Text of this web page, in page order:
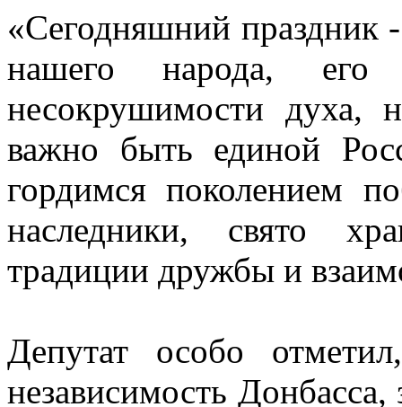
«Сегодняшний праздник
нашего народа, его
несокрушимости духа,
важно быть единой
гордимся поколением
наследники, свято
традиции дружбы и
Депутат особо
независимость